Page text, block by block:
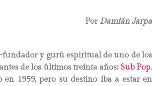
Por Damián Jarpa
fundador y gurú espiritual de uno de los
de los últimos treinta años: Sub Pop.
en 1959, pero su destino iba a estar en